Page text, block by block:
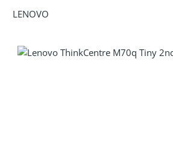
LENOVO
Bildergalerie überspringen